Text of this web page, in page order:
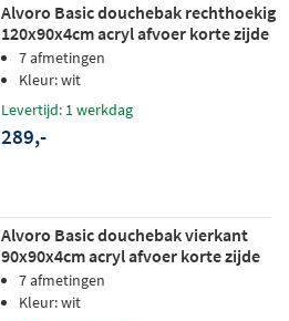
Alvoro Basic douchebak rechthoekig
120x90x4cm acryl afvoer korte zijde
wit7 afmetingen
Kleur: wit
Levertijd: 1 werkdag
289,-
Alvoro Basic douchebak vierkant
90x90x4cm acryl afvoer korte zijde
wit7 afmetingen
Kleur: wit